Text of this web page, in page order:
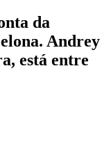
da
Andrey
está entre